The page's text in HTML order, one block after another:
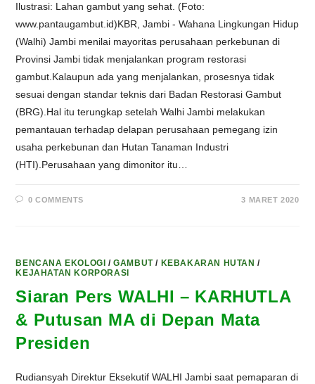
Ilustrasi: Lahan gambut yang sehat. (Foto:
www.pantaugambut.id)KBR, Jambi - Wahana Lingkungan Hidup
(Walhi) Jambi menilai mayoritas perusahaan perkebunan di
Provinsi Jambi tidak menjalankan program restorasi
gambut.Kalaupun ada yang menjalankan, prosesnya tidak
sesuai dengan standar teknis dari Badan Restorasi Gambut
(BRG).Hal itu terungkap setelah Walhi Jambi melakukan
pemantauan terhadap delapan perusahaan pemegang izin
usaha perkebunan dan Hutan Tanaman Industri
(HTI).Perusahaan yang dimonitor itu…
0 COMMENTS 3 MARET 2020
BENCANA EKOLOGI /GAMBUT/ KEBAKARAN HUTAN /
KEJAHATAN KORPORASI
Siaran Pers WALHI – KARHUTLA
& Putusan MA di Depan Mata
Presiden
Rudiansyah Direktur Eksekutif WALHI Jambi saat pemaparan di